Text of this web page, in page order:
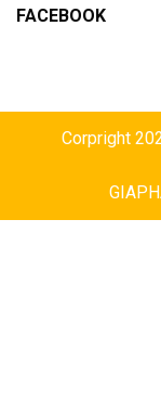
FACEBOOK
Corpright